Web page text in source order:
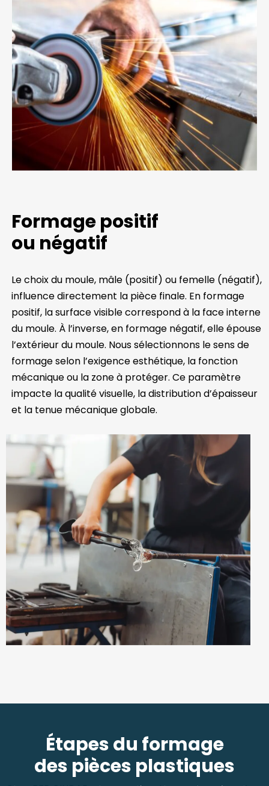
Formage positif
ou négatif
Le choix du moule, mâle (positif) ou femelle (négatif),
influence directement la pièce finale. En formage
positif, la surface visible correspond à la face interne
du moule. À l’inverse, en formage négatif, elle épouse
l’extérieur du moule. Nous sélectionnons le sens de
formage selon l’exigence esthétique, la fonction
mécanique ou la zone à protéger. Ce paramètre
impacte la qualité visuelle, la distribution d’épaisseur
et la tenue mécanique globale.
Étapes du formage
des pièces plastiques